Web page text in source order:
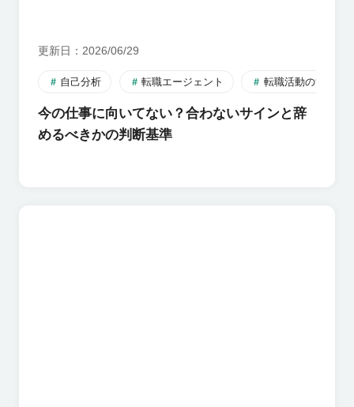
更新日 2026/06/29
自己分析 転職エージェント 転職活動のすすめ
今の仕事に向いてない？合わないサインと辞
めるべきかの判断基準